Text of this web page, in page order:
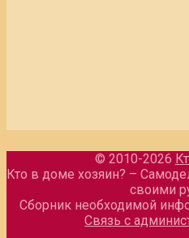
© 2010-2026
Кто в доме хозяин? –
своими
Сборник необходимой
Связь с